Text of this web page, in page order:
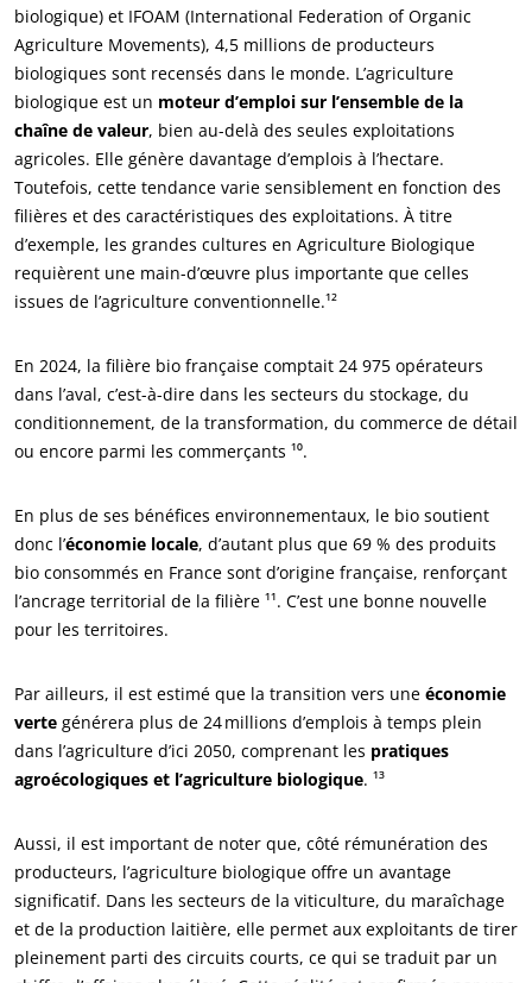
biologique) et IFOAM (International Federation of Organic
Agriculture Movements), 4,5 millions de producteurs
biologiques sont recensés dans le monde. L’agriculture
biologique est un moteur d’emploi sur l’ensemble de la
chaîne de valeur, bien au-delà des seules exploitations
agricoles. Elle génère davantage d’emplois à l’hectare.
Toutefois, cette tendance varie sensiblement en fonction des
filières et des caractéristiques des exploitations. À titre
d’exemple, les grandes cultures en Agriculture Biologique
requièrent une main-d’œuvre plus importante que celles
issues de l’agriculture conventionnelle.¹²
En 2024, la filière bio française comptait 24 975 opérateurs
dans l’aval, c’est-à-dire dans les secteurs du stockage, du
conditionnement, de la transformation, du commerce de détail
ou encore parmi les commerçants ¹⁰.
En plus de ses bénéfices environnementaux, le bio soutient
donc l’économie locale, d’autant plus que 69 % des produits
bio consommés en France sont d’origine française, renforçant
l’ancrage territorial de la filière ¹¹. C’est une bonne nouvelle
pour les territoires.
Par ailleurs, il est estimé que la transition vers une économie
verte générera plus de 24 millions d’emplois à temps plein
dans l’agriculture d’ici 2050, comprenant les pratiques
agroécologiques et l’agriculture biologique. ¹³
Aussi, il est important de noter que, côté rémunération des
producteurs, l’agriculture biologique offre un avantage
significatif. Dans les secteurs de la viticulture, du maraîchage
et de la production laitière, elle permet aux exploitants de tirer
pleinement parti des circuits courts, ce qui se traduit par un